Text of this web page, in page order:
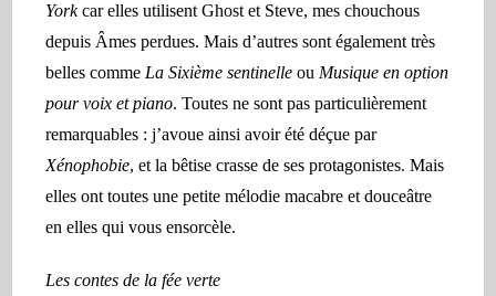
Yorkcar elles utilisent Ghost et Steve, mes chouchous
depuis Âmes perdues. Mais d’autres sont également très
belles comme La Sixième sentinelle ou Musique en option
pour voix et piano. Toutes ne sont pas particulièrement
remarquables : j’avoue ainsi avoir été déçue par
Xénophobie, et la bêtise crasse de ses protagonistes. Mais
elles ont toutes une petitemélodie macabre et douceâtre
en elles qui vous ensorcèle.
Les contes de la fée verte